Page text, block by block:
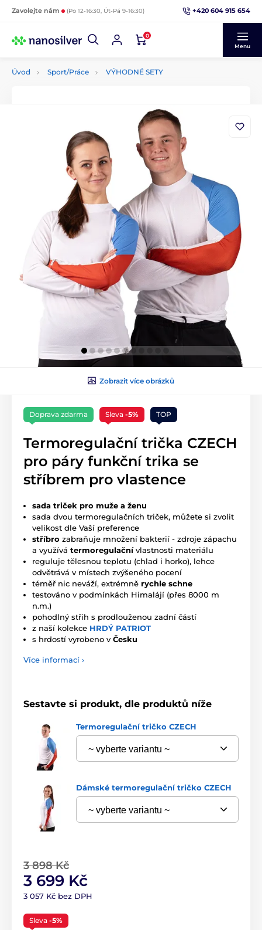
Zavolejte nám (Po 12-16:30, Út-Pá 9-16:30) +420 604 915 654
0
Menu
Úvod Sport/Práce VÝHODNÉ SETY
Zobrazit více obrázků
Doprava zdarma Sleva -5% TOP
Termoregulační trička CZECH
pro páry funkční trika se
stříbrem pro vlastence
sada triček pro muže a ženu
sada dvou termoregulačních triček, můžete si zvolit
velikost dle Vaší preference
stříbro zabraňuje množení bakterií - zdroje zápachu
a využívá termoregulačnívlastnosti materiálu
reguluje tělesnou teplotu (chlad i horko), lehce
odvětrává v místech zvýšeného pocení
téměř nic neváží, extrémně rychle schne
testováno v podmínkách Himalájí (přes 8000 m
n.m.)
pohodlný střih s prodlouženou zadní částí
z naší kolekce HRDÝ PATRIOT
s hrdostí vyrobeno v Česku
Více informací ›
Sestavte si produkt, dle produktů níže
Termoregulační tričko CZECH
Dámské termoregulační tričko CZECH
3 898 Kč
3 699 Kč
3 057 Kč bez DPH
Sleva -5%